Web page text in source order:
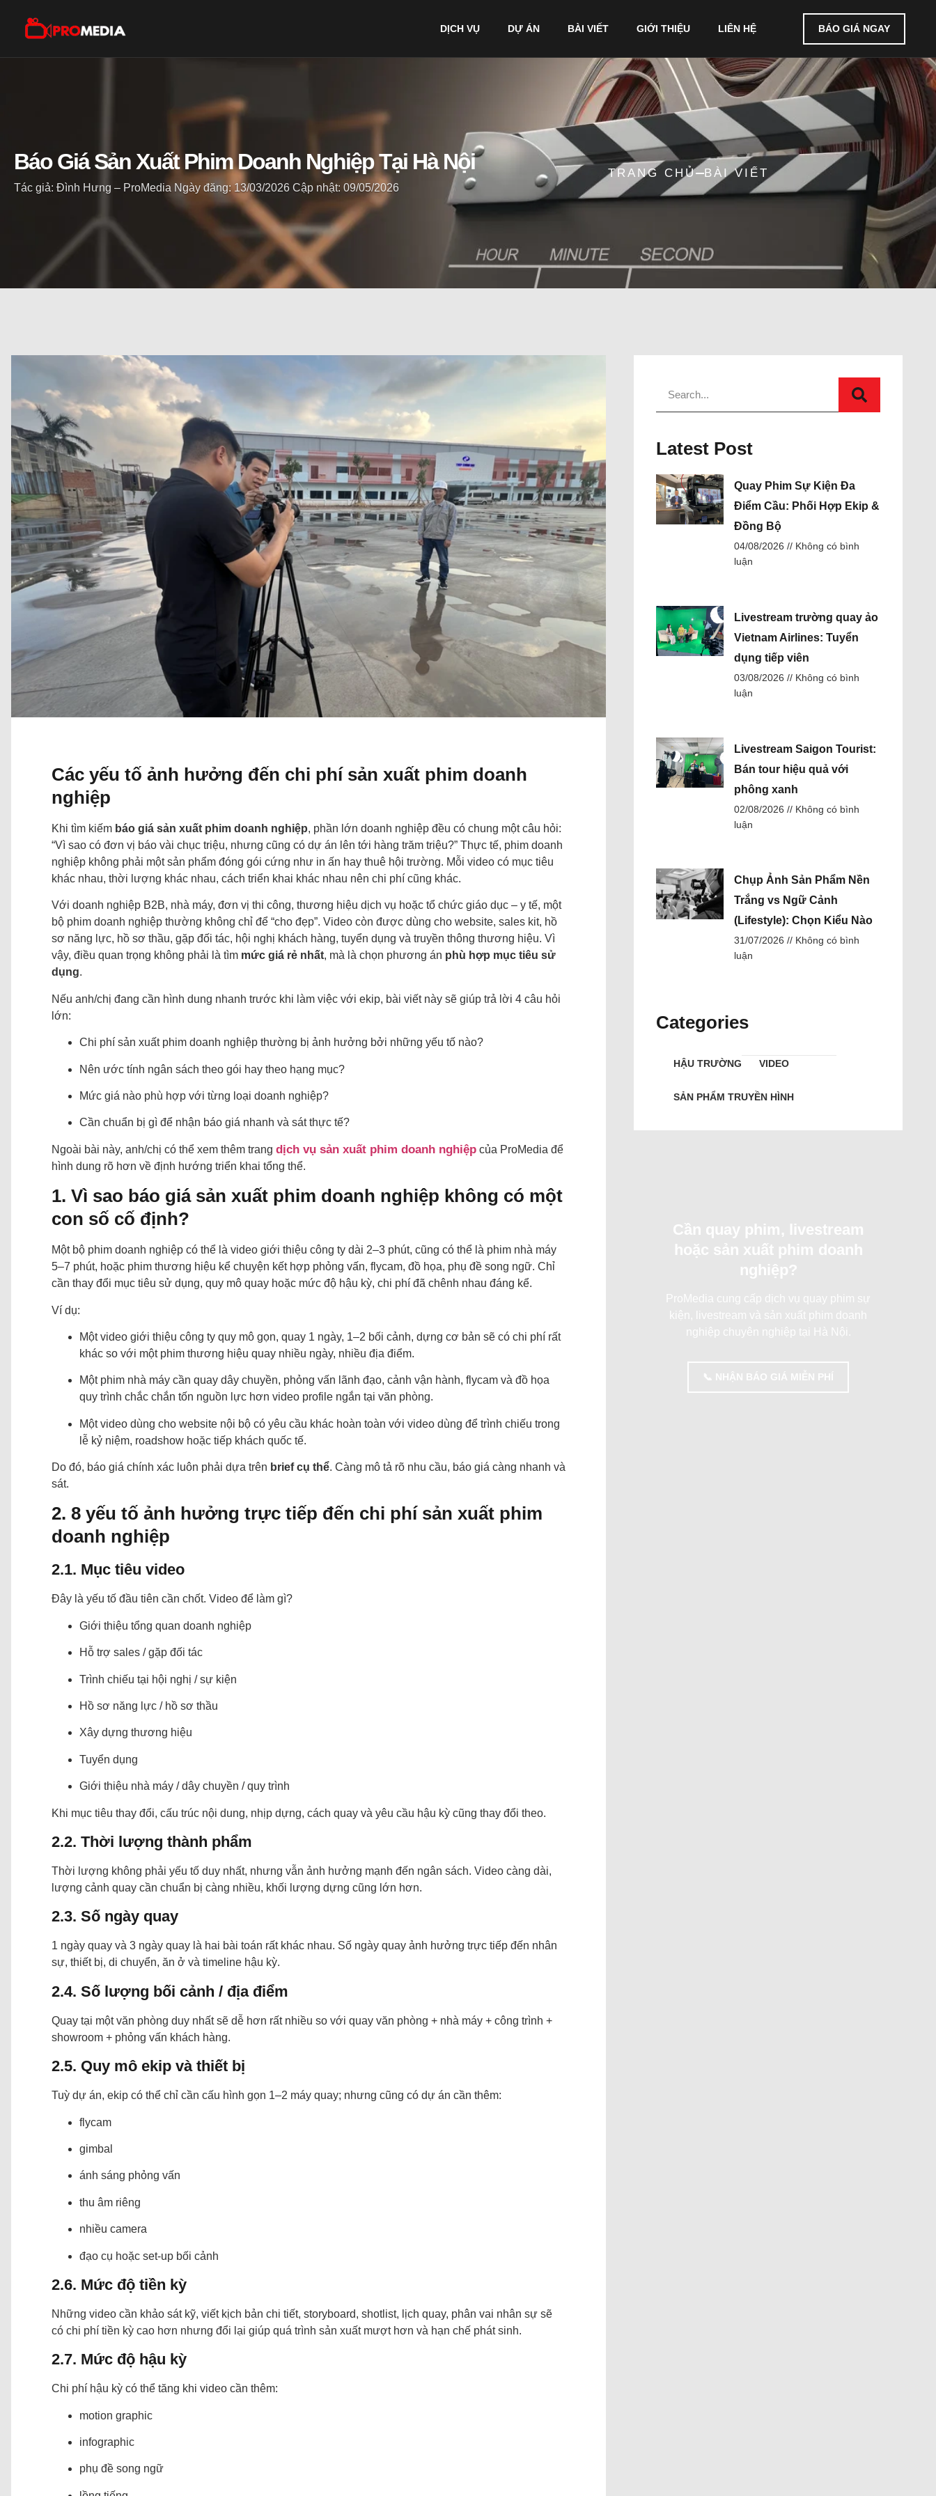
DỊCH VỤ DỰ ÁN BÀI VIẾT GIỚI THIỆU LIÊN HỆ BÁO GIÁ NGAY
Báo Giá Sản Xuất Phim Doanh Nghiệp Tại Hà Nội
Tác giả: Đình Hưng – ProMedia Ngày đăng: 13/03/2026 Cập nhật: 09/05/2026
TRANG CHỦ BÀI VIẾT
Các yếu tố ảnh hưởng đến chi phí sản xuất phim doanh
nghiệp
Khi tìm kiếm báo giá sản xuất phim doanh nghiệp, phần lớn doanh nghiệp đều có chung một câu hỏi:
“Vì sao có đơn vị báo vài chục triệu, nhưng cũng có dự án lên tới hàng trăm triệu?” Thực tế, phim doanh
nghiệp không phải một sản phẩm đóng gói cứng như in ấn hay thuê hội trường. Mỗi video có mục tiêu
khác nhau, thời lượng khác nhau, cách triển khai khác nhau nên chi phí cũng khác.
Với doanh nghiệp B2B, nhà máy, đơn vị thi công, thương hiệu dịch vụ hoặc tổ chức giáo dục – y tế, một
bộ phim doanh nghiệp thường không chỉ để “cho đẹp”. Video còn được dùng cho website, sales kit, hồ
sơ năng lực, hồ sơ thầu, gặp đối tác, hội nghị khách hàng, tuyển dụng và truyền thông thương hiệu. Vì
vậy, điều quan trọng không phải là tìm mức giá rẻ nhất, mà là chọn phương án phù hợp mục tiêu sử
dụng.
Nếu anh/chị đang cần hình dung nhanh trước khi làm việc với ekip, bài viết này sẽ giúp trả lời 4 câu hỏi
lớn:
Chi phí sản xuất phim doanh nghiệp thường bị ảnh hưởng bởi những yếu tố nào?
Nên ước tính ngân sách theo gói hay theo hạng mục?
Mức giá nào phù hợp với từng loại doanh nghiệp?
Cần chuẩn bị gì để nhận báo giá nhanh và sát thực tế?
Ngoài bài này, anh/chị có thể xem thêm trang dịch vụ sản xuất phim doanh nghiệp của ProMedia để
hình dung rõ hơn về định hướng triển khai tổng thể.
1. Vì sao báo giá sản xuất phim doanh nghiệp không có một
con số cố định?
Một bộ phim doanh nghiệp có thể là video giới thiệu công ty dài 2–3 phút, cũng có thể là phim nhà máy
5–7 phút, hoặc phim thương hiệu kể chuyện kết hợp phỏng vấn, flycam, đồ họa, phụ đề song ngữ. Chỉ
cần thay đổi mục tiêu sử dụng, quy mô quay hoặc mức độ hậu kỳ, chi phí đã chênh nhau đáng kể.
Ví dụ:
Một video giới thiệu công ty quy mô gọn, quay 1 ngày, 1–2 bối cảnh, dựng cơ bản sẽ có chi phí rất
khác so với một phim thương hiệu quay nhiều ngày, nhiều địa điểm.
Một phim nhà máy cần quay dây chuyền, phỏng vấn lãnh đạo, cảnh vận hành, flycam và đồ họa
quy trình chắc chắn tốn nguồn lực hơn video profile ngắn tại văn phòng.
Một video dùng cho website nội bộ có yêu cầu khác hoàn toàn với video dùng để trình chiếu trong
lễ kỷ niệm, roadshow hoặc tiếp khách quốc tế.
Do đó, báo giá chính xác luôn phải dựa trên brief cụ thể. Càng mô tả rõ nhu cầu, báo giá càng nhanh và
sát.
2. 8 yếu tố ảnh hưởng trực tiếp đến chi phí sản xuất phim
doanh nghiệp
2.1. Mục tiêu video
Đây là yếu tố đầu tiên cần chốt. Video để làm gì?
Giới thiệu tổng quan doanh nghiệp
Hỗ trợ sales / gặp đối tác
Trình chiếu tại hội nghị / sự kiện
Hồ sơ năng lực / hồ sơ thầu
Xây dựng thương hiệu
Tuyển dụng
Giới thiệu nhà máy / dây chuyền / quy trình
Khi mục tiêu thay đổi, cấu trúc nội dung, nhịp dựng, cách quay và yêu cầu hậu kỳ cũng thay đổi theo.
2.2. Thời lượng thành phẩm
Thời lượng không phải yếu tố duy nhất, nhưng vẫn ảnh hưởng mạnh đến ngân sách. Video càng dài,
lượng cảnh quay cần chuẩn bị càng nhiều, khối lượng dựng cũng lớn hơn.
2.3. Số ngày quay
1 ngày quay và 3 ngày quay là hai bài toán rất khác nhau. Số ngày quay ảnh hưởng trực tiếp đến nhân
sự, thiết bị, di chuyển, ăn ở và timeline hậu kỳ.
2.4. Số lượng bối cảnh / địa điểm
Quay tại một văn phòng duy nhất sẽ dễ hơn rất nhiều so với quay văn phòng + nhà máy + công trình +
showroom + phỏng vấn khách hàng.
2.5. Quy mô ekip và thiết bị
Tuỳ dự án, ekip có thể chỉ cần cấu hình gọn 1–2 máy quay; nhưng cũng có dự án cần thêm:
flycam
gimbal
ánh sáng phỏng vấn
thu âm riêng
nhiều camera
đạo cụ hoặc set-up bối cảnh
2.6. Mức độ tiền kỳ
Những video cần khảo sát kỹ, viết kịch bản chi tiết, storyboard, shotlist, lịch quay, phân vai nhân sự sẽ
có chi phí tiền kỳ cao hơn nhưng đổi lại giúp quá trình sản xuất mượt hơn và hạn chế phát sinh.
2.7. Mức độ hậu kỳ
Chi phí hậu kỳ có thể tăng khi video cần thêm:
motion graphic
infographic
phụ đề song ngữ
Latest Post
Quay Phim Sự Kiện Đa
Điểm Cầu: Phối Hợp Ekip &
Đồng Bộ
04/08/2026
Không có bình
luận
Livestream trường quay ảo
Vietnam Airlines: Tuyển
dụng tiếp viên
03/08/2026
Không có bình
luận
Livestream Saigon Tourist:
Bán tour hiệu quả với
phông xanh
02/08/2026
Không có bình
luận
Chụp Ảnh Sản Phẩm Nền
Trắng vs Ngữ Cảnh
(Lifestyle): Chọn Kiểu Nào
31/07/2026
Không có bình
luận
Categories
HẬU TRƯỜNG VIDEO
SẢN PHẨM TRUYỀN HÌNH
Cần quay phim, livestream
hoặc sản xuất phim doanh
nghiệp?
ProMedia cung cấp dịch vụ quay phim sự
kiện, livestream và sản xuất phim doanh
nghiệp chuyên nghiệp tại Hà Nội.
📞 NHẬN BÁO GIÁ MIỄN PHÍ